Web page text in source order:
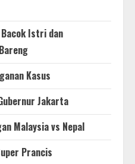
Istri dan
Kasus
Jakarta
Malaysia vs Nepal
Prancis